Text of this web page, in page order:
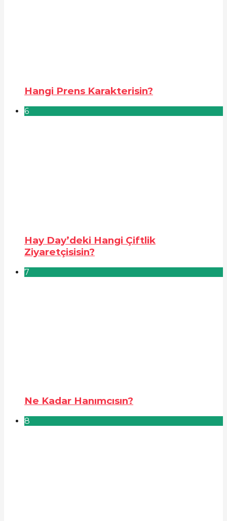
Hangi Prens Karakterisin?
6
Hay Day’deki Hangi Çiftlik
Ziyaretçisisin?
7
Ne Kadar Hanımcısın?
8